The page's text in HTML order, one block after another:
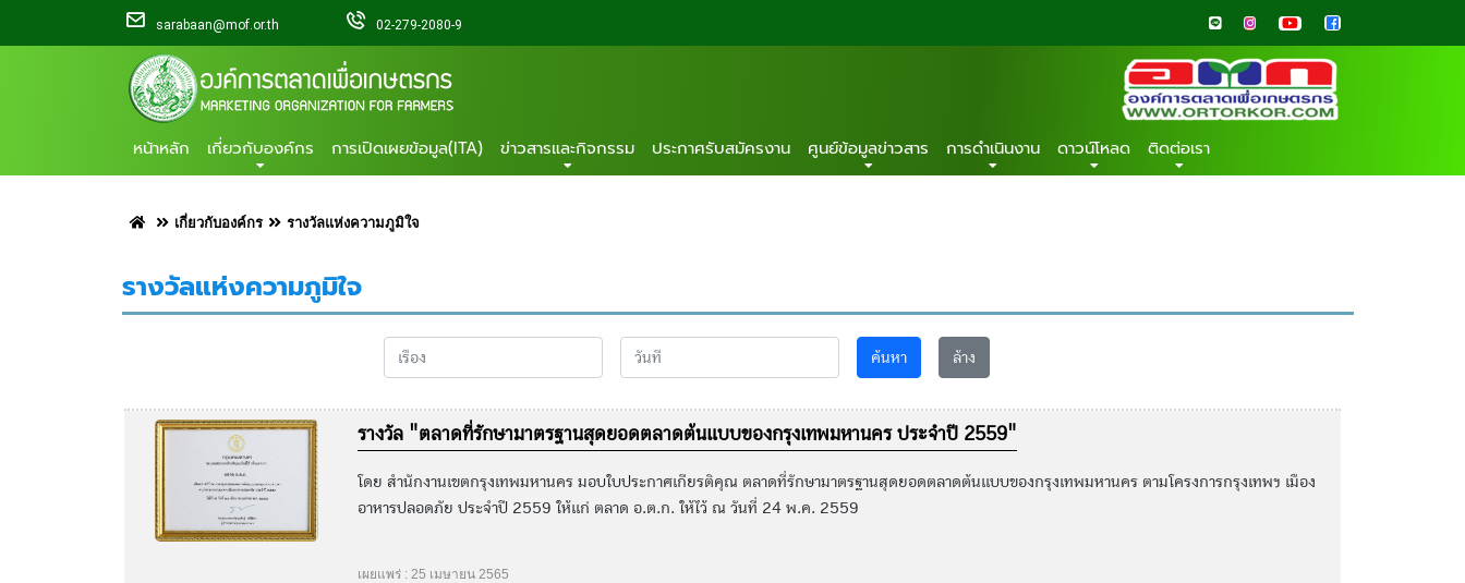
sarabaan@mof.or.th 02-279-2080-9
หน้าหลัก เกี่ยวกับองค์กร การเปิดเผยข้อมูล(ITA) ข่าวสารและกิจกรรม ประกาศรับสมัครงาน ศูนย์ข้อมูลข่าวสาร การดำเนินงาน ดาวน์โหลด ติดต่อเรา
เกี่ยวกับองค์กร รางวัลแห่งความภูมิใจ
รางวัลแห่งความภูมิใจ
ค้นหา ล้าง
รางวัล "ตลาดที่รักษามาตรฐานสุดยอดตลาดต้นแบบของกรุงเทพมหานคร ประจำปี 2559"
โดย สำนักงานเขตกรุงเทพมหานคร มอบใบประกาศเกียรติคุณ ตลาดที่รักษามาตรฐานสุดยอดตลาดต้นแบบของกรุงเทพมหานคร ตามโครงการกรุงเทพฯ เมือง
อาหารปลอดภัย ประจำปี 2559 ให้แก่ ตลาด อ.ต.ก. ให้ไว้ ณ วันที่ 24 พ.ค. 2559
เผยแพร่ : 25 เมษายน 2565